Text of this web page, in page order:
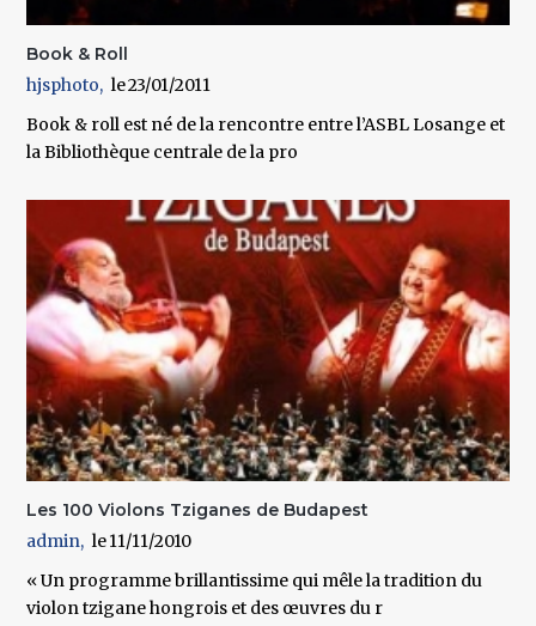
Book & Roll
hjsphoto
23/01/2011
Book & roll est né de la rencontre entre l’ASBL Losange et
la Bibliothèque centrale de la pro
Les 100 Violons Tziganes de Budapest
admin
11/11/2010
« Un programme brillantissime qui mêle la tradition du
violon tzigane hongrois et des œuvres du r